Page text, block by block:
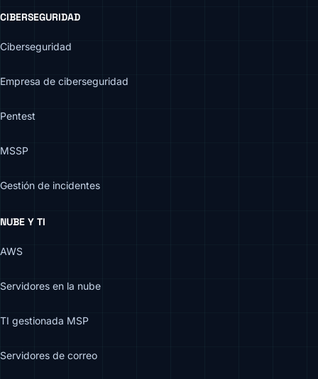
CIBERSEGURIDAD
Ciberseguridad
Empresa de ciberseguridad
Pentest
MSSP
Gestión de incidentes
NUBE Y TI
AWS
Servidores en la nube
TI gestionada MSP
Servidores de correo